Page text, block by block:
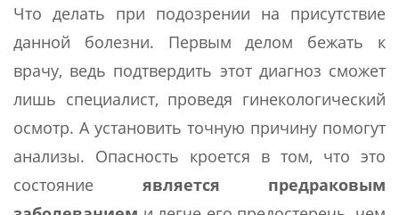
Что делать при подозрении на присутствие
данной болезни. Первым делом бежать к
врачу, ведь подтвердить этот диагноз сможет
лишь специалист, проведя гинекологический
осмотр. А установить точную причину помогут
анализы. Опасность кроется в том, что это
состояние является предраковым